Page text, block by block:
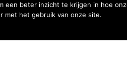
mailadres
een beter inzicht te krijgen in hoe
met het gebruik van onze site.